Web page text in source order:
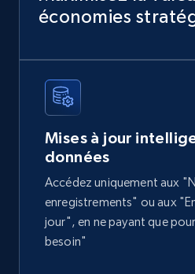
and more.
2.1K+
Amazon products global
Title, Seller name, Brand,
price, Currency, Availability,
more.
économies
Mises à jour
données
Accédez uniquement aux
enregistrements" ou aux
jour", en ne payant que
besoin"